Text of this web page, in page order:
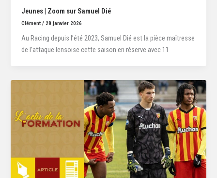
Jeunes | Zoom sur Samuel Dié
Clément/ 28 janvier 2026
Au Racing depuis l’été 2023, Samuel Dié est la pièce maîtresse
de l’attaque lensoise cette saison en réserve avec 11